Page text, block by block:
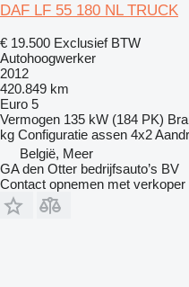
DAF LF 55 180 NL TRUCK
€ 19.500 Exclusief BTW
Autohoogwerker
2012
420.849 km
Euro 5
Vermogen 135 kW (184 PK)
kg Configuratie assen 4x2
België, Meer
GA den Otter bedrijfsauto’s BV
Contact opnemen met verkoper